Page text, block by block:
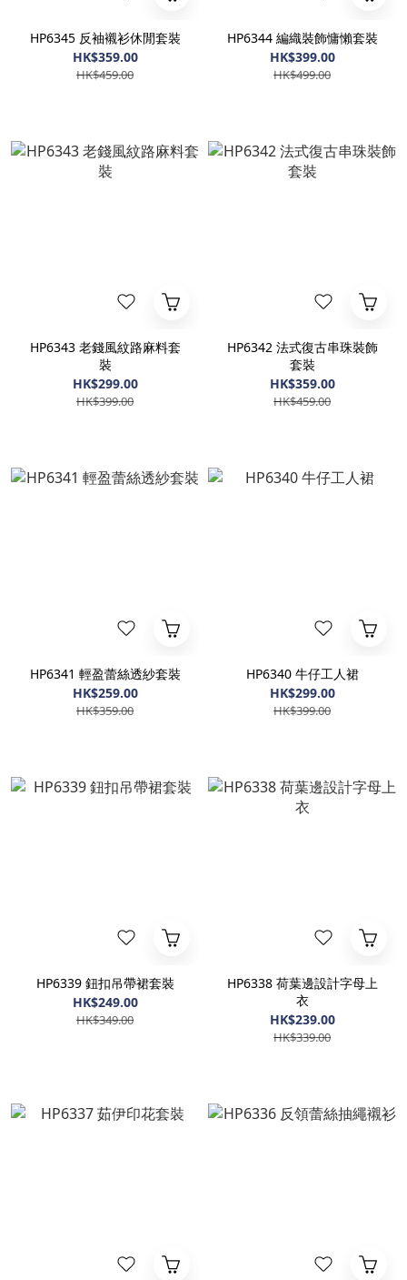
HP6345 反袖襯衫休閒套裝
HK$359.00
HK$459.00
HP6344 編織裝飾慵懶套裝
HK$399.00
HK$499.00
HP6343 老錢風紋路麻料套
裝
HK$299.00
HK$399.00
HP6342 法式復古串珠裝飾
套裝
HK$359.00
HK$459.00
HP6341 輕盈蕾絲透紗套裝
HK$259.00
HK$359.00
HP6340 牛仔工人裙
HK$299.00
HK$399.00
HP6339 鈕扣吊帶裙套裝
HK$249.00
HK$349.00
HP6338 荷葉邊設計字母上
衣
HK$239.00
HK$339.00